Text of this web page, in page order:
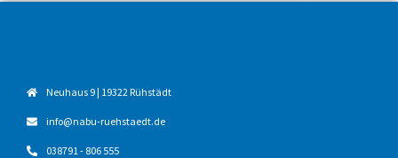
Neuhaus 9 | 19322 Rühstädt
info@nabu-ruehstaedt.de
038791 - 806 555